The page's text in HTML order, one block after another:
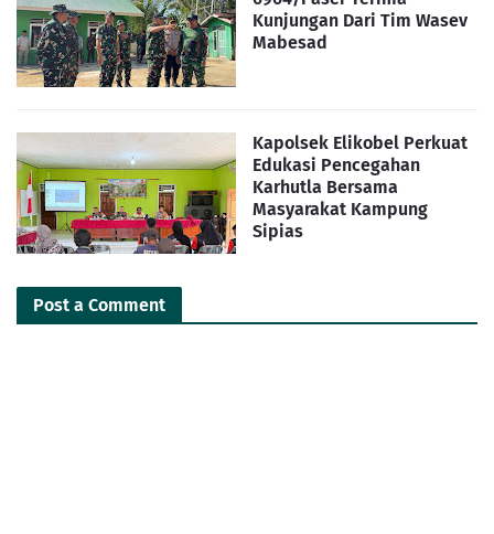
Kunjungan Dari Tim Wasev
Mabesad
Kapolsek Elikobel Perkuat
Edukasi Pencegahan
Karhutla Bersama
Masyarakat Kampung
Sipias
Post a Comment